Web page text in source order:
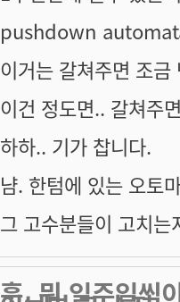
pushdown
이거는 갈쳐주면 조
이건 정도면.. 갈쳐주
하하.. 기가 찹니다.
냠. 한텀에 있는 오토
그 고수분들이 고치는
훗, 뭐 일주일씩